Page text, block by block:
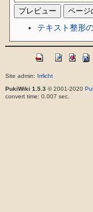
テキスト整形
Site admin: Irrlicht
PukiWiki 1.5.3 © 2001-2020
convert time: 0.007 sec.